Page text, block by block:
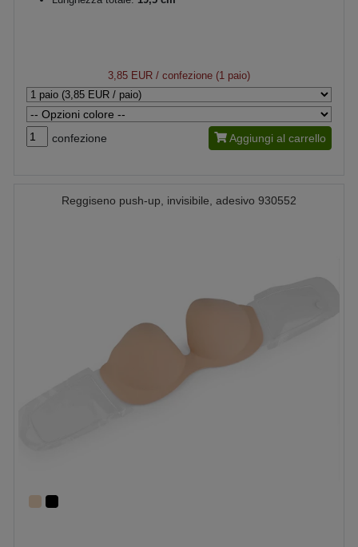
3,85 EUR / confezione (1 paio)
confezione Aggiungi al carrello
Reggiseno push-up, invisibile, adesivo 930552